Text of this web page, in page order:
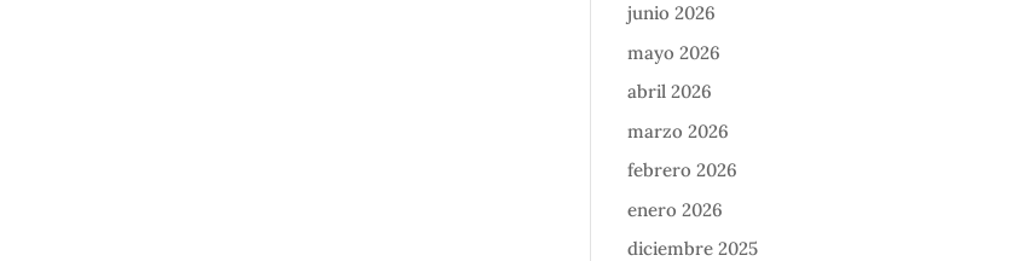
junio 2026
mayo 2026
abril 2026
marzo 2026
febrero 2026
enero 2026
diciembre 2025